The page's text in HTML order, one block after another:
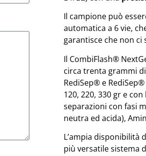
Il campione può
automatica a 6 vie,
garantisce che non
Il CombiFlash®
circa trenta grammi
RediSep® e
120, 220, 330 gr e
separazioni con fasi
neutra ed acida),
L’ampia disponibilità
più versatile sistema